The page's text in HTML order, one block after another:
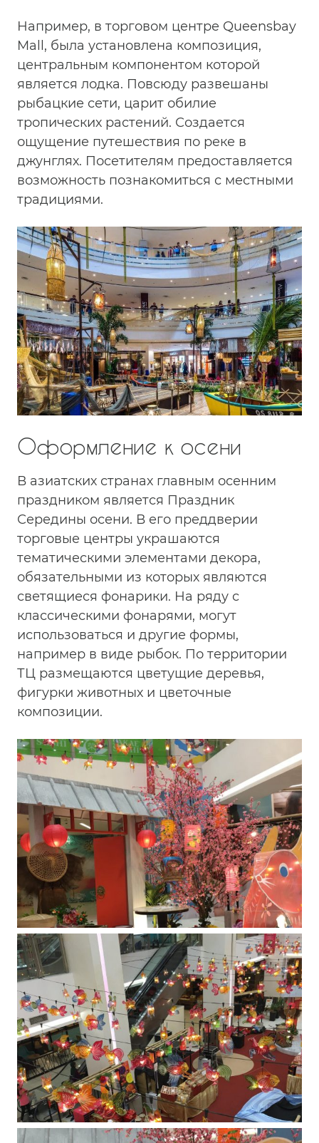
Например, в торговом центре Queensbay
Mall, была установлена композиция,
центральным компонентом которой
является лодка. Повсюду развешаны
рыбацкие сети, царит обилие
тропических растений. Создается
ощущение путешествия по реке в
джунглях. Посетителям предоставляется
возможность познакомиться с местными
традициями.
Оформление к осени
В азиатских странах главным осенним
праздником является Праздник
Середины осени. В его преддверии
торговые центры украшаются
тематическими элементами декора,
обязательными из которых являются
светящиеся фонарики. На ряду с
классическими фонарями, могут
использоваться и другие формы,
например в виде рыбок. По территории
ТЦ размещаются цветущие деревья,
фигурки животных и цветочные
композиции.